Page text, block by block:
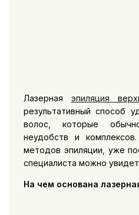
Лазерная эпиляция
результативный способ
волос, которые
неудобств и
методов эпиляции, уже
специалиста можно
На чем основана